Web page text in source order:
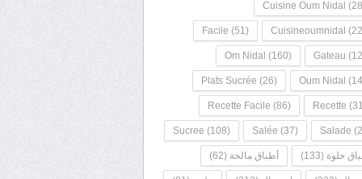
Cuisine Oum Nidal
Cuisineoumnidal
Facile (51)
Gateau
Om Nidal (160)
Oum Nidal
Plats Sucrée (26)
Recette
Recette Facile (86)
Salade
Salée (37)
Sucree (108)
حلوة (133) أطباق مالحة (62)